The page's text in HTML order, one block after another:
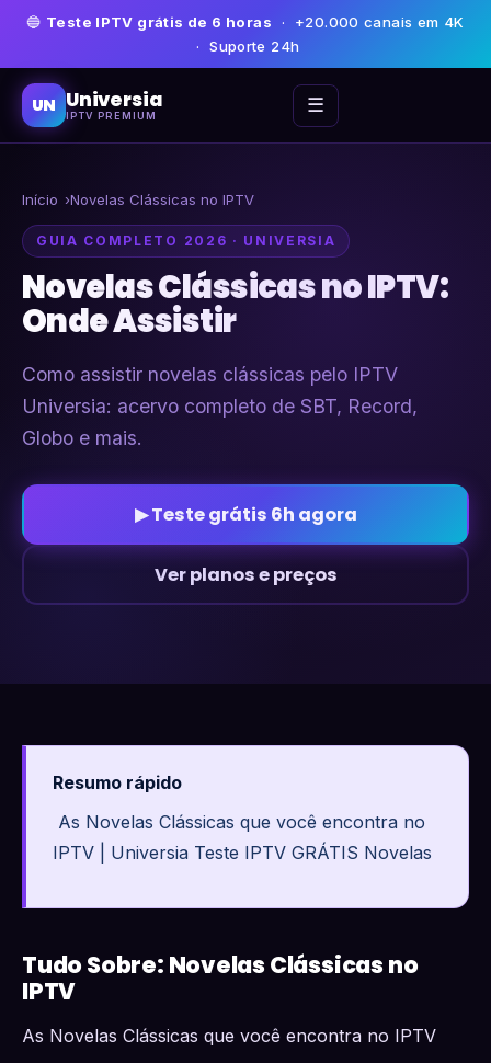
🔵 Teste IPTV grátis de 6 horas · +20.000 canais em 4K
· Suporte 24h
UN Universia
IPTV PREMIUM ☰
Início Novelas Clássicas no IPTV
GUIA COMPLETO 2026 · UNIVERSIA
Novelas Clássicas no IPTV:
Onde Assistir
Como assistir novelas clássicas pelo IPTV
Universia: acervo completo de SBT, Record,
Globo e mais.
▶ Teste grátis 6h agora
Ver planos e preços
Resumo rápido
As Novelas Clássicas que você encontra no
IPTV | Universia Teste IPTV GRÁTIS Novelas
Tudo Sobre: Novelas Clássicas no
IPTV
As Novelas Clássicas que você encontra no IPTV